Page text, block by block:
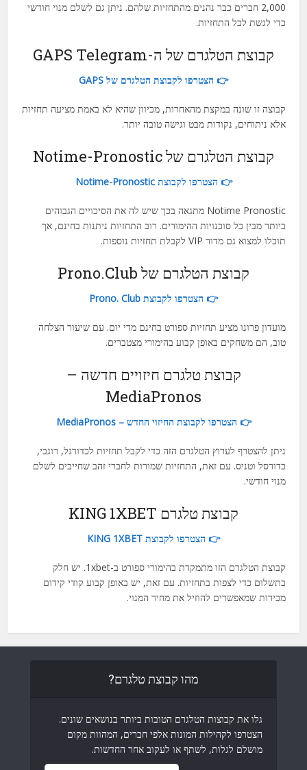
2,000 חברים כבר נהנים מהתחזיות שלהם. ניתן גם לשלם מנוי חודשי
כדי לגשת לכל התחזיות.
קבוצת הטלגרם של ה-GAPS Telegram
👉 הצטרפו לקבוצת הטלגרם של GAPS
קבוצה זו שונה במקצת מהאחרות, מכיוון שהיא לא באמת מציעה תחזיות
אלא ניתוחים, נקודות מבט וגישה טובה יותר.
קבוצת הטלגרם של Notime-Pronostic
👉 הצטרפו לקבוצת Notime-Pronostic
Notime Pronostic מתגאה בכך שיש לה את הסיכויים הגבוהים
ביותר מבין כל סוכנויות ההימורים. רוב התחזיות ניתנות בחינם, אך
תוכלו למצוא גם מדור VIP לקבלת תחזיות נוספות.
קבוצת הטלגרם של Prono.Club
👉 הצטרפו לקבוצת Prono. Club
מועדון פרונו מציע תחזיות ספורט בחינם מדי יום. עם שיעור הצלחה
טוב, הם משחקים באופן קבוע בהימורי מצטברים.
קבוצת טלגרם חיזויים חדשה –
MediaPronos
👉 הצטרפו לקבוצת החיזוי החדש – MediaPronos
ניתן להצטרף לערוץ הטלגרם הזה כדי לקבל תחזיות לכדורגל, רוגבי,
כדורסל וטניס. עם זאת, התחזיות שמורות לחברי זהב שחייבים לשלם
מנוי חודשי.
קבוצת טלגרם KING 1XBET
👉 הצטרפו לקבוצת KING 1XBET
קבוצת הטלגרם הזו מתמקדת בהימורי ספורט ב-1xbet. יש חלק
בתשלום כדי לצפות בתחזיות. עם זאת, יש באופן קבוע קודי קידום
מכירות שמאפשרים להוזיל את מחיר המנוי.
מהו קבוצת טלגרם?
גלו את קבוצות הטלגרם הטובות ביותר בנושאים שונים.
הצטרפו לקהילות המונות אלפי חברים, המהוות מקום
מושלם לגלות, לשתף או לעקוב אחר החדשות.